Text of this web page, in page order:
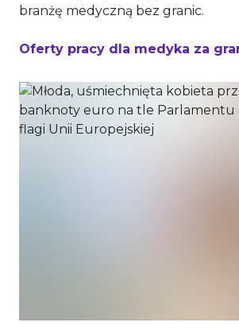
branżę medyczną bez granic.
Oferty pracy dla medyka za